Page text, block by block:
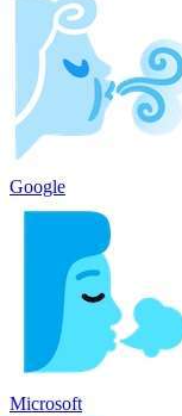
Google
Microsoft